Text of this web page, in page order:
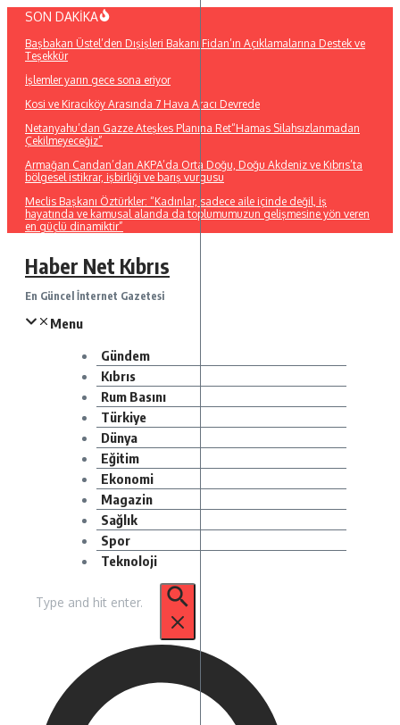
İçeriğe
SON DAKİKA
Başbakan Üstel’den Dışişleri Bakanı Fidan’ın Açıklamalarına Destek ve
Teşekkür
İşlemler yarın gece sona eriyor
Kosi ve Kiracıköy Arasında 7 Hava Aracı Devrede
Netanyahu’dan Gazze Ateşkes Planına Ret“Hamas Silahsızlanmadan
Çekilmeyeceğiz”
Armağan Candan’dan AKPA’da Orta Doğu, Doğu Akdeniz ve Kıbrıs’ta
bölgesel istikrar, işbirliği ve barış vurgusu
Meclis Başkanı Öztürkler: “Kadınlar, sadece aile içinde değil, iş
hayatında ve kamusal alanda da toplumumuzun gelişmesine yön veren
en güçlü dinamiktir”
Haber Net Kıbrıs
En Güncel İnternet Gazetesi
Menu
Gündem
Kıbrıs
Rum Basını
Türkiye
Dünya
Eğitim
Ekonomi
Magazin
Sağlık
Spor
Teknoloji